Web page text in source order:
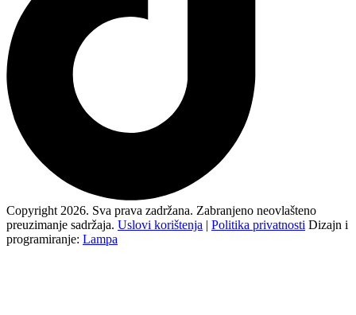
Copyright 2026. Sva prava zadržana. Zabranjeno neovlašteno
preuzimanje sadržaja. Uslovi korištenja | Politika privatnosti Dizajn i
programiranje: Lampa